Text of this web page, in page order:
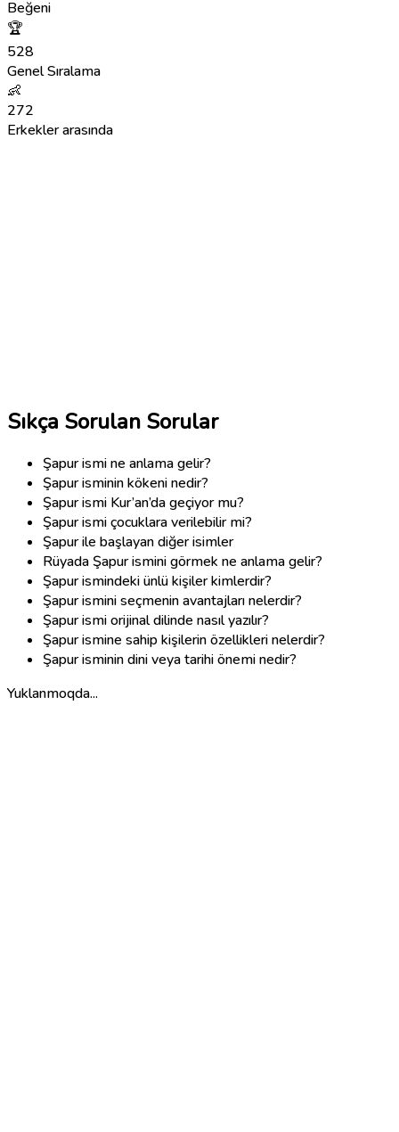
Beğeni
🏆
528
Genel Sıralama
👶
272
Erkekler arasında
Sıkça Sorulan Sorular
Şapur ismi ne anlama gelir?
Şapur isminin kökeni nedir?
Şapur ismi Kur’an’da geçiyor mu?
Şapur ismi çocuklara verilebilir mi?
Şapur ile başlayan diğer isimler
Rüyada Şapur ismini görmek ne anlama gelir?
Şapur ismindeki ünlü kişiler kimlerdir?
Şapur ismini seçmenin avantajları nelerdir?
Şapur ismi orijinal dilinde nasıl yazılır?
Şapur ismine sahip kişilerin özellikleri nelerdir?
Şapur isminin dini veya tarihi önemi nedir?
Yuklanmoqda...